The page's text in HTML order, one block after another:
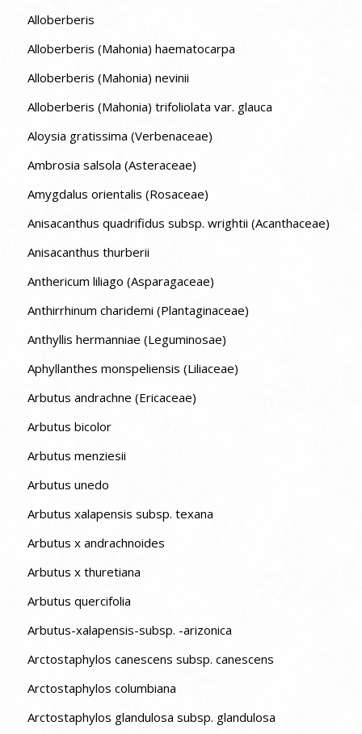
Alloberberis
Alloberberis (Mahonia) haematocarpa
Alloberberis (Mahonia) nevinii
Alloberberis (Mahonia) trifoliolata var. glauca
Aloysia gratissima (Verbenaceae)
Ambrosia salsola (Asteraceae)
Amygdalus orientalis (Rosaceae)
Anisacanthus quadrifidus subsp. wrightii (Acanthaceae)
Anisacanthus thurberii
Anthericum liliago (Asparagaceae)
Anthirrhinum charidemi (Plantaginaceae)
Anthyllis hermanniae (Leguminosae)
Aphyllanthes monspeliensis (Liliaceae)
Arbutus andrachne (Ericaceae)
Arbutus bicolor
Arbutus menziesii
Arbutus unedo
Arbutus xalapensis subsp. texana
Arbutus x andrachnoides
Arbutus x thuretiana
Arbutus quercifolia
Arbutus-xalapensis-subsp. -arizonica
Arctostaphylos canescens subsp. canescens
Arctostaphylos columbiana
Arctostaphylos glandulosa subsp. glandulosa